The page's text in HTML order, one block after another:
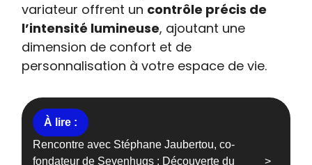
variateur offrent un contrôle précis de
l’intensité lumineuse, ajoutant une
dimension de confort et de
personnalisation à votre espace de vie.
Rencontre avec Stéphane Jaubertou, co-
fondateur de Sevenhugs : Découverte du